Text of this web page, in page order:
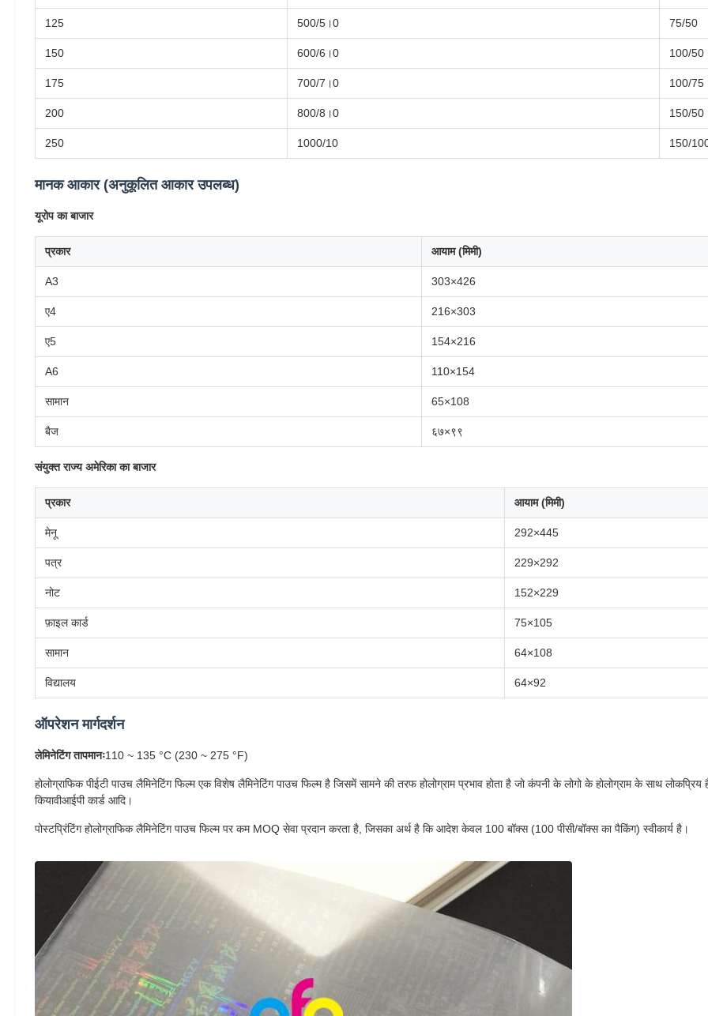
125 500/5।0 75/50
150 600/6।0 100/50
175 700/7।0 100/75
200 800/8।0 150/50
250 1000/10 150/
मानक आकार (अनुकूलित आकार उपलब्ध)
यूरोप का बाजार
प्रकार आयाम (मिमी)
A3 303×426
ए4 216×303
ए5 154×216
A6 110×154
सामान 65×108
बैज ६७×९९
संयुक्त राज्य अमेरिका का बाजार
प्रकार आयाम (मिमी)
मेनू 292×445
पत्र 229×292
नोट 152×229
फ़ाइल कार्ड 75×105
सामान 64×108
विद्यालय 64×92
ऑपरेशन मार्गदर्शन
लेमिनेटिंग तापमानः110 ~ 135 °C (230 ~ 275 °F)
होलोग्राफिक पीईटी पाउच लैमिनेटिंग फिल्म एक विशेष लैमिनेटिंग पाउच फिल्म है जिसमें सामने की तरफ होलोग्राम प्रभाव होता है जो कंपनी के लोगो के होलोग्राम के साथ
कियावीआईपी कार्ड आदि।
पोस्टप्रिंटिंग होलोग्राफिक लैमिनेटिंग पाउच फिल्म पर कम MOQ सेवा प्रदान करता है, जिसका अर्थ है कि आदेश केवल 100 बॉक्स (100 पीसी/बॉक्स का पैकिंग) स्वीकार्य है।